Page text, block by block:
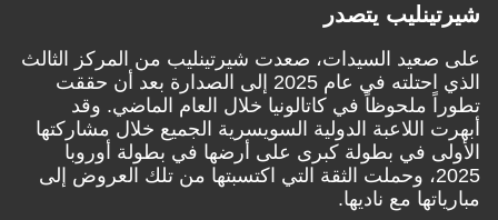
شيرتينليب يتصدر
على صعيد السيدات، صعدت شيرتينليب من المركز الثالث
الذي احتلته في عام 2025 إلى الصدارة بعد أن حققت
تطوراً ملحوظاً في كاتالونيا خلال العام الماضي. وقد
أبهرت اللاعبة الدولية السويسرية الجميع خلال مشاركتها
الأولى في بطولة كبرى على أرضها في بطولة أوروبا
2025، وحملت الثقة التي اكتسبتها من تلك العروض إلى
مبارياتها مع ناديها.